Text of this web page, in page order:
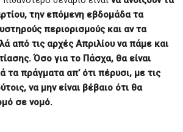
την επόμενη εβδομάδα τα
περιορισμούς και αν τα
από τις αρχές Απριλίου να πάμε και
Όσο για το Πάσχα, θα είναι
τα πράγματα απ’ ότι πέρυσι, με τις
να μην είναι βέβαιο ότι θα
σε νομό.